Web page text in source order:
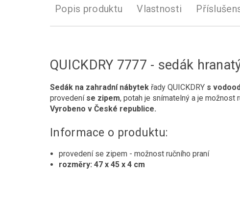
Popis produktu Vlastnosti
QUICKDRY 7777 - sedák
Sedák na zahradní nábytek řady QUICKDRY s
provedeníse zipem, potah je snímatelný a je možnost
Vyrobeno v České republice.
Informace o produktu:
provedení se zipem - možnost ručního praní
rozměry: 47 x 45 x 4 cm